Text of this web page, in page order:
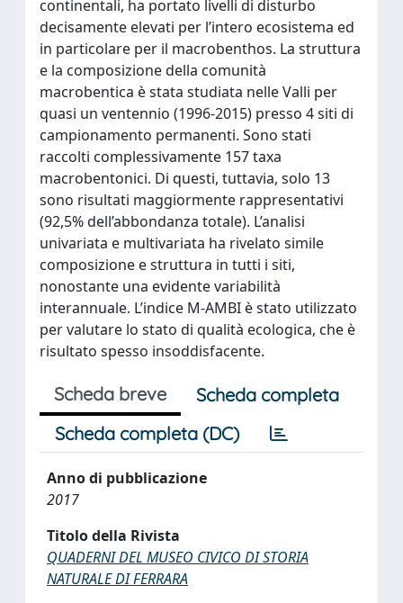
continentali, ha portato livelli di disturbo
decisamente elevati per l’intero ecosistema ed
in particolare per il macrobenthos. La struttura
e la composizione della comunità
macrobentica è stata studiata nelle Valli per
quasi un ventennio (1996-2015) presso 4 siti di
campionamento permanenti. Sono stati
raccolti complessivamente 157 taxa
macrobentonici. Di questi, tuttavia, solo 13
sono risultati maggiormente rappresentativi
(92,5% dell’abbondanza totale). L’analisi
univariata e multivariata ha rivelato simile
composizione e struttura in tutti i siti,
nonostante una evidente variabilità
interannuale. L’indice M-AMBI è stato utilizzato
per valutare lo stato di qualità ecologica, che è
risultato spesso insoddisfacente.
Scheda breve
Scheda completa
Scheda completa (DC)
Anno di pubblicazione
2017
Titolo della Rivista
QUADERNI DEL MUSEO CIVICO DI STORIA
NATURALE DI FERRARA